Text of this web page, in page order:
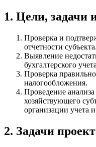
1. Цели, задачи
Проверка и
отчетности субъекта.
Выявление
бухгалтерского
Проверка
налогообложения.
Проведение
хозяйствующего
организации учета
2. Задачи